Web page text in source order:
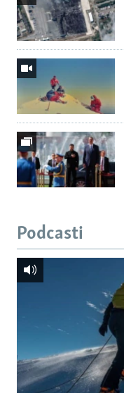
Podcasti